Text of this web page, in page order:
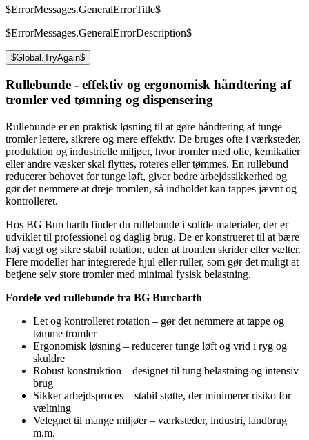
$ErrorMessages.GeneralErrorTitle$
$ErrorMessages.GeneralErrorDescription$
$Global.TryAgain$
Rullebunde - effektiv og ergonomisk håndtering af
tromler ved tømning og dispensering
Rullebunde er en praktisk løsning til at gøre håndtering af tunge
tromler lettere, sikrere og mere effektiv. De bruges ofte i værksteder,
produktion og industrielle miljøer, hvor tromler med olie, kemikalier
eller andre væsker skal flyttes, roteres eller tømmes. En rullebund
reducerer behovet for tunge løft, giver bedre arbejdssikkerhed og
gør det nemmere at dreje tromlen, så indholdet kan tappes jævnt og
kontrolleret.
Hos BG Burcharth finder du rullebunde i solide materialer, der er
udviklet til professionel og daglig brug. De er konstrueret til at bære
høj vægt og sikre stabil rotation, uden at tromlen skrider eller vælter.
Flere modeller har integrerede hjul eller ruller, som gør det muligt at
betjene selv store tromler med minimal fysisk belastning.
Fordele ved rullebunde fra BG Burcharth
Let og kontrolleret rotation – gør det nemmere at tappe og
tømme tromler
Ergonomisk løsning – reducerer tunge løft og vrid i ryg og
skuldre
Robust konstruktion – designet til tung belastning og intensiv
brug
Sikker arbejdsproces – stabil støtte, der minimerer risiko for
væltning
Velegnet til mange miljøer – værksteder, industri, landbrug
m.m.